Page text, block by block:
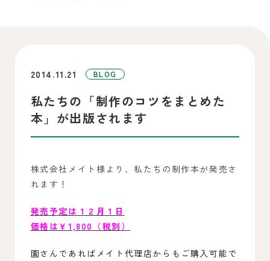
2014.11.21 BLOG
私たちの「制作のコツをまとめた
本」が出版されます
株式会社メイト様より、私たちの制作本が発売さ
れます！
発売予定は１２月１日
価格は￥1,800（税別）
園さんであればメイト代理店からもご購入可能で